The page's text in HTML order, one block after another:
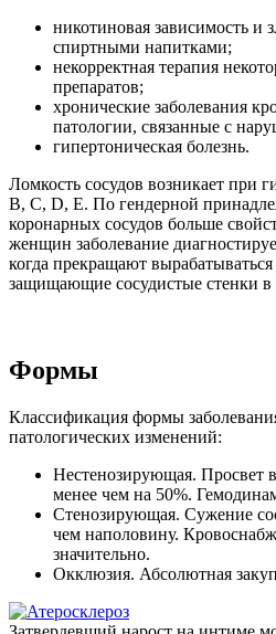
никотиновая зависимость и
спиртными напитками;
некорректная терапия
препаратов;
хронические заболевания
патологии, связанные с
гипертоническая болезнь.
Ломкость сосудов возникает при
В, С, D, Е. По гендерной
коронарных сосудов больше
женщин заболевание
когда прекращают
защищающие сосудистые стенки в
Формы
Классификация формы
патологических изменений:
Нестенозирующая. Просвет
менее чем на 50%.
Стенозирующая. Сужение
чем наполовину.
значительно.
Окклюзия. Абсолютная